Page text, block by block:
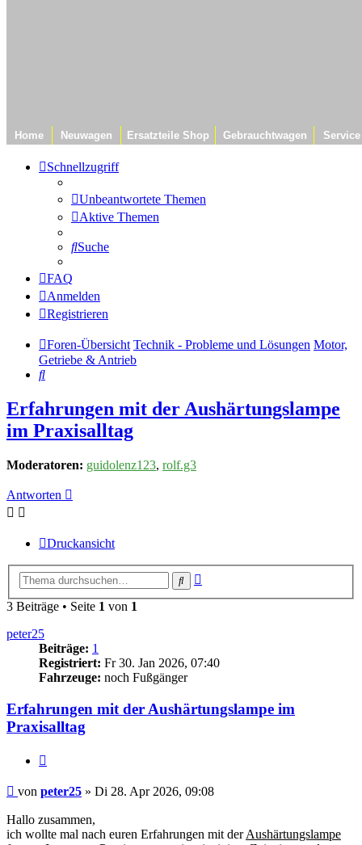
Home Neuwagen Ersatzteile Shop Gebrauchtwagen Service
Schnellzugriff
Unbeantwortete Themen
Aktive Themen
Suche
FAQ
Anmelden
Registrieren
Foren-Übersicht Technik - Probleme und Lösungen Motor,
Getriebe & Antrieb
Suche
Erfahrungen mit der Aushärtungslampe
im Praxisalltag
Moderatoren: guidolenz123, rolf.g3
Antworten
Druckansicht
Suche
3 Beiträge • Seite 1 von 1
peter25
Beiträge: 1
Registriert: Fr 30. Jan 2026, 07:40
Fahrzeuge: noch Fußgänger
Erfahrungen mit der Aushärtungslampe im
Praxisalltag
Beitrag
von peter25 » Di 28. Apr 2026, 09:08
Hallo zusammen,
ich wollte mal nach euren Erfahrungen mit derAushärtungslampe